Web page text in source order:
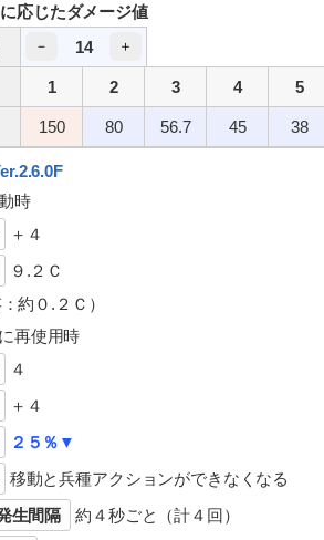
応じたダメージ値
－ 14 ＋
1 2 3 4 5
150 80 56.7 45 38
時
＋４
９.２Ｃ
約０.２Ｃ）
再使用時
４
＋４
２５％▼
移動と兵種アクションができなくなる
生間隔
約４秒ごと（計４回）